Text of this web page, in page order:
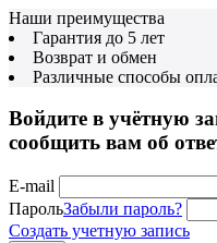
Наши преимущества
Гарантия до 5 лет
Возврат и обмен
Различные способы
Войдите в учётную
сообщить вам об
E-mail
ПарольЗабыли пароль?
Создать учетную запись